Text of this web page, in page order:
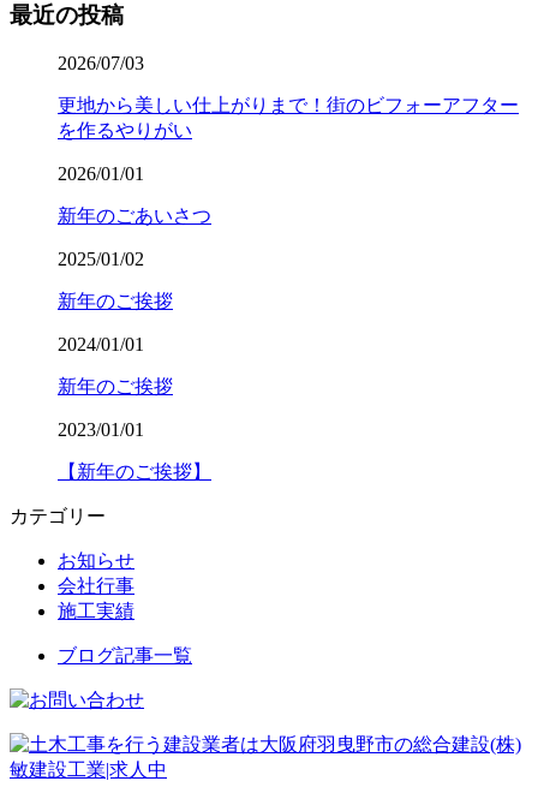
最近の投稿
2026/07/03
更地から美しい仕上がりまで！街のビフォーアフター
を作るやりがい
2026/01/01
新年のごあいさつ
2025/01/02
新年のご挨拶
2024/01/01
新年のご挨拶
2023/01/01
【新年のご挨拶】
カテゴリー
お知らせ
会社行事
施工実績
ブログ記事一覧